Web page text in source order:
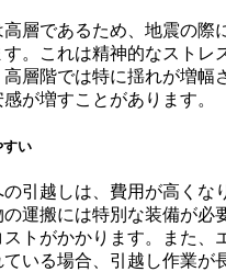
層であるため、地震の際
す。これは精神的なストレ
層階では特に揺れが増幅
が増すことがあります。
すい
引越しは、費用が高くな
運搬には特別な装備が必
トがかかります。また、
いる場合、引越し作業が